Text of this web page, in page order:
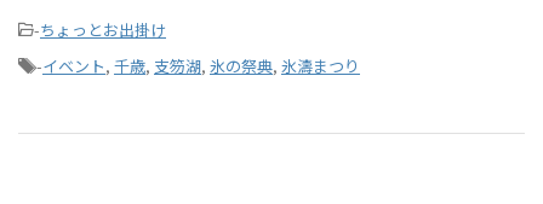
-ちょっとお出掛け
-イベント, 千歳, 支笏湖, 氷の祭典, 氷濤まつり